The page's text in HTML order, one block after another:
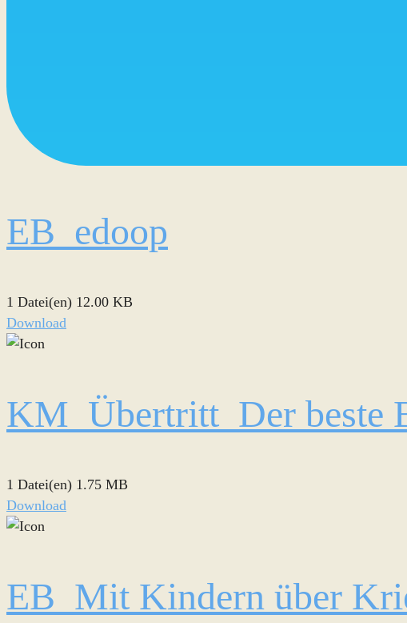
EB_edoop
1 Datei(en) 12.00 KB
Download
KM_Übertritt_Der beste
1 Datei(en) 1.75 MB
Download
EB_Mit Kindern über